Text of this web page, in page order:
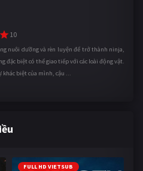
10
nuôi dưỡng và rèn luyện để trở thành ninja,
đặc biệt có thể giao tiếp với các loài động vật.
biệt của mình, cậu ...
FULL HD VIETSUB